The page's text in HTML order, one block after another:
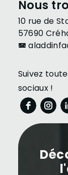
Nous
10 rue de
57690
Suivez
sociaux !